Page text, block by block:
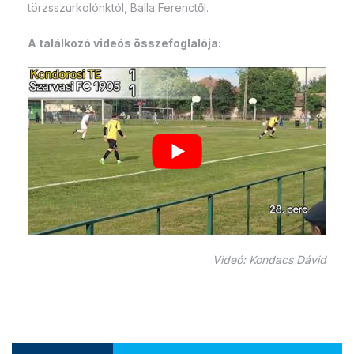
törzsszurkolónktól, Balla Ferenctől.
A találkozó videós összefoglalója:
Videó: Kondacs Dávid